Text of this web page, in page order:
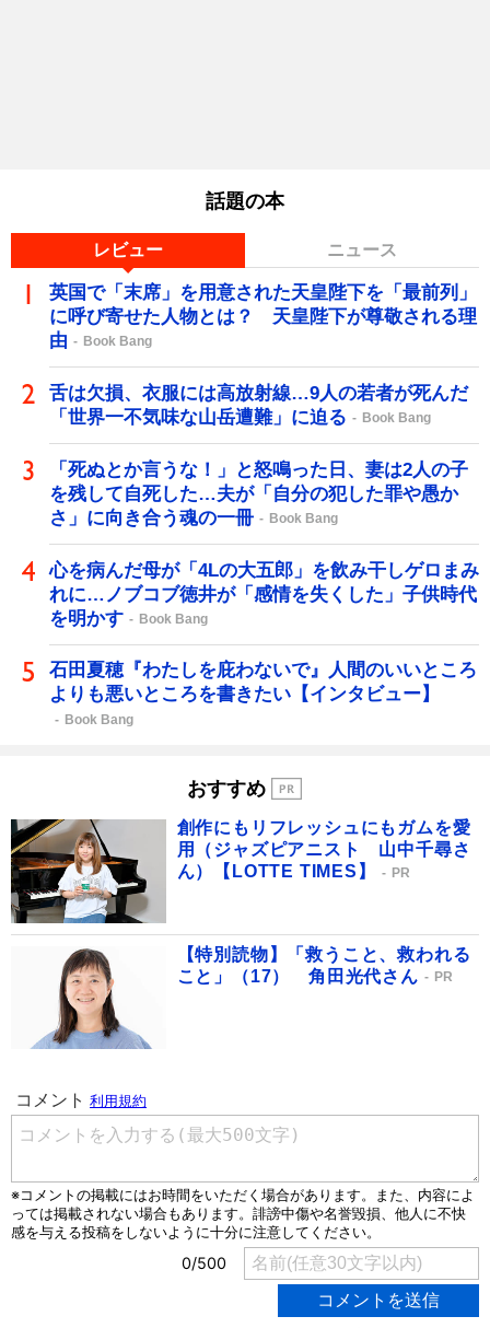
話題の本
レビュー ニュース
英国で「末席」を用意された天皇陛下を「最前列」
に呼び寄せた人物とは？ 天皇陛下が尊敬される理
由
Book Bang
舌は欠損、衣服には高放射線…9人の若者が死んだ
「世界一不気味な山岳遭難」に迫る
Book Bang
「死ぬとか言うな！」と怒鳴った日、妻は2人の子
を残して自死した…夫が「自分の犯した罪や愚か
さ」に向き合う魂の一冊
Book Bang
心を病んだ母が「4Lの大五郎」を飲み干しゲロまみ
れに…ノブコブ徳井が「感情を失くした」子供時代
を明かす
Book Bang
石田夏穂『わたしを庇わないで』人間のいいところ
よりも悪いところを書きたい【インタビュー】
Book Bang
おすすめ
創作にもリフレッシュにもガムを愛
用（ジャズピアニスト 山中千尋さ
ん）【LOTTE TIMES】
PR
【特別読物】「救うこと、救われる
こと」（17） 角田光代さん
PR